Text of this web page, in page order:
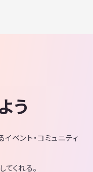
う
ベント・コミュニティ
くれる。